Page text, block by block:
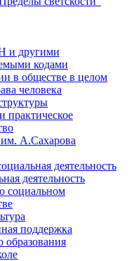
и другими
кодами
в обществе в целом
человека
практическое
А.Сахарова
деятельность
деятельность
социальном
поддержка
образования